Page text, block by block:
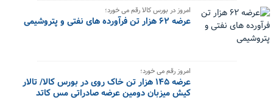
امروز در بورس کالا رقم می خورد؛
عرضه ۶۲ هزار تن فرآورده های نفتی و پتروشیمی
امروز رقم می خورد؛
عرضه ۱۴۵ هزار تن خاک روی در بورس کالا/ تالار
کیش میزبان دومین عرضه صادراتی مس کاتد